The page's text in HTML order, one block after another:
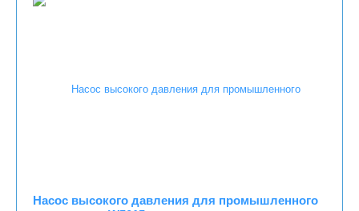
Насос высокого давления для промышленного